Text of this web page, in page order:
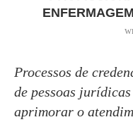
Processos de
de pessoas
aprimorar o